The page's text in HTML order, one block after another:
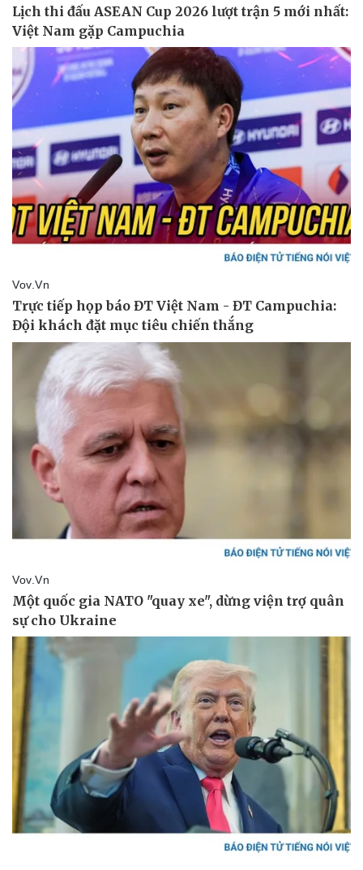
Tin nóng
Quân sự - Quốc phòng
Vũ khí
Việt Nam
Phân tích